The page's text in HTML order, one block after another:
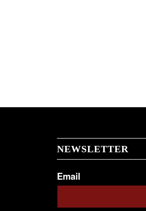
NEWSLETTER
Email